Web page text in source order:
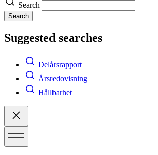
Search
Search
Suggested searches
Delårsrapport
Årsredovisning
Hållbarhet